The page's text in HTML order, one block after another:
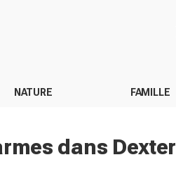
NATURE FAMILLE
dans Dexter